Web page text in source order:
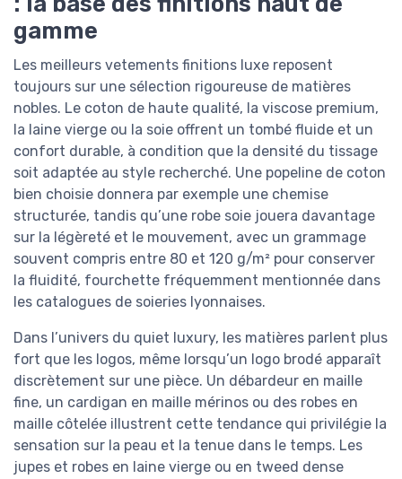
gamme
Les meilleurs vetements finitions luxe reposent
toujours sur une sélection rigoureuse de matières
nobles. Le coton de haute qualité, la viscose premium,
la laine vierge ou la soie offrent un tombé fluide et un
confort durable, à condition que la densité du tissage
soit adaptée au style recherché. Une popeline de coton
bien choisie donnera par exemple une chemise
structurée, tandis qu’une robe soie jouera davantage
sur la légèreté et le mouvement, avec un grammage
souvent compris entre 80 et 120 g/m² pour conserver
la fluidité, fourchette fréquemment mentionnée dans
les catalogues de soieries lyonnaises.
Dans l’univers du quiet luxury, les matières parlent plus
fort que les logos, même lorsqu’un logo brodé apparaît
discrètement sur une pièce. Un débardeur en maille
fine, un cardigan en maille mérinos ou des robes en
maille côtelée illustrent cette tendance qui privilégie la
sensation sur la peau et la tenue dans le temps. Les
jupes et robes en laine vierge ou en tweed dense